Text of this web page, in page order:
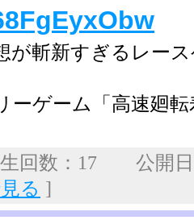
が斬新すぎるレー
ーゲーム「高速廻
回数：17 公開
る ]